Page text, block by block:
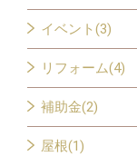
イベント(3)
リフォーム(4)
補助金(2)
屋根(1)